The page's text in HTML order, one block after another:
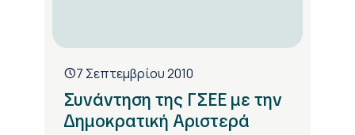
7 Σεπτεμβρίου 2010
Συνάντηση της ΓΣΕΕ με την
Δημοκρατική Αριστερά